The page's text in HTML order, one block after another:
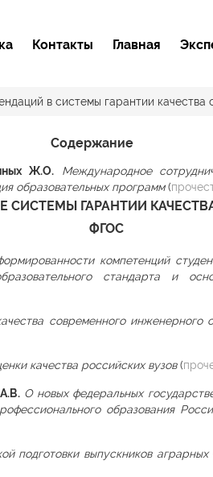
Контакты Главная
в системы гарантии качества
Содержание
Ж.О.
Международное
образовательных программ(
СИСТЕМЫ ГАРАНТИИ
ФГОС
компетенций
стандарта и
современного инженерного
качества российских вузов(
О новых федеральных
образования
подготовки выпускников